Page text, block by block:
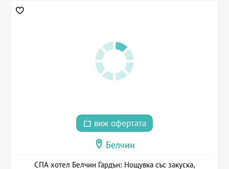
виж офертата
Белчин
СПА хотел Белчин Гардън: Нощувка със закуска,